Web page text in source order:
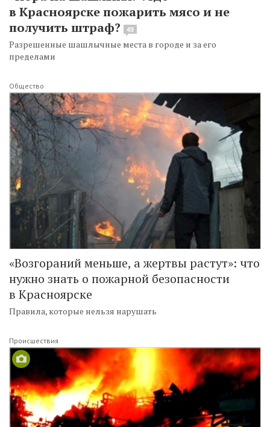
в Красноярске пожарить мясо и не
получить штраф?
49
Разрешенные шашлычные места в городе и за его
пределами
Общество
«Возгораний меньше, а жертвы растут»: что
нужно знать о пожарной безопасности
в Красноярске
Правила, которые нельзя нарушать
Происшествия